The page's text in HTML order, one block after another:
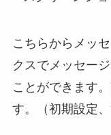
こちらからメッ
クスでメッセー
ことができます
す。（初期設定、